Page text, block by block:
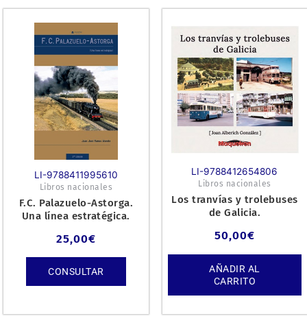
LI-9788411995610
Libros nacionales
F.C. Palazuelo-Astorga.
Una línea estratégica.
25,00€
CONSULTAR
LI-9788412654806
Libros nacionales
Los tranvías y trolebuses
de Galicia.
50,00€
AÑADIR AL
CARRITO